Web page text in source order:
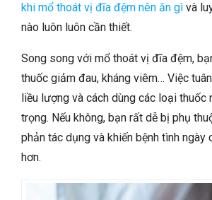
khi mổ thoát vị đĩa đệm nên ăn gì và
nào luôn luôn cần thiết.
Song song với mổ thoát vị đĩa đệm,
thuốc giảm đau, kháng viêm… Việc
liều lượng và cách dùng các loại thuốc
trọng. Nếu không, bạn rất dễ bị phụ
phản tác dụng và khiến bệnh tình ngày
hơn.